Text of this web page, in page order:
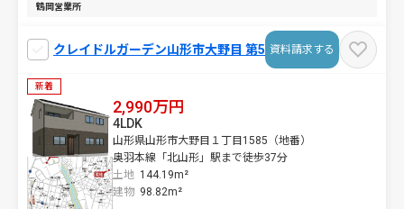
鶴岡営業所
クレイドルガーデン山形市大野目 第5 資料請求する
新着
2,990万円
山形県山形市大野目１丁目1585（地番）
奥羽本線「北山形」駅まで徒歩37分
土地 144.19m²
4LDK
建物 98.82m²